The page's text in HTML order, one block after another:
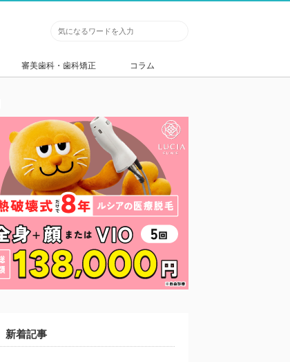
審美歯科・歯科矯正 コラム
新着記事